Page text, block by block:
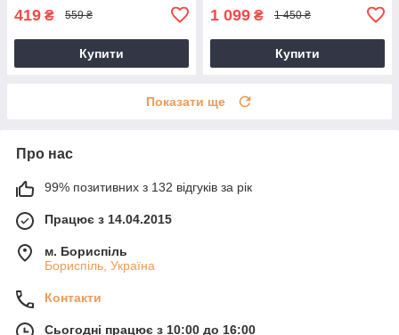
419 ₴ 559 ₴
Купити
1 099 ₴ 1 450 ₴
Купити
Показати ще
Про нас
99% позитивних з 132 відгуків за рік
Працює з 14.04.2015
м. Бориспіль
Бориспіль, Україна
Контакти
Сьогодні працює з 10:00 до 16:00